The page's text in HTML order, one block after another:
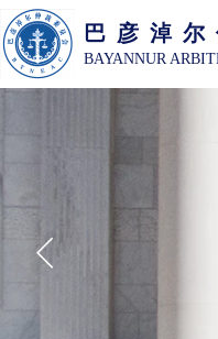
巴 彦 淖 尔
BAYANNUR